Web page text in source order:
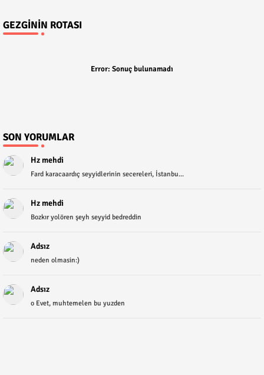
GEZGININ ROTASI
Error: Sonuç bulunamadı
SON YORUMLAR
Hz mehdi
Fard karacaardıç seyyidlerinin secereleri, İstanbu...
Hz mehdi
Bozkır yolören şeyh seyyid bedreddin
Adsız
neden olmasin:)
Adsız
o Evet, muhtemelen bu yuzden